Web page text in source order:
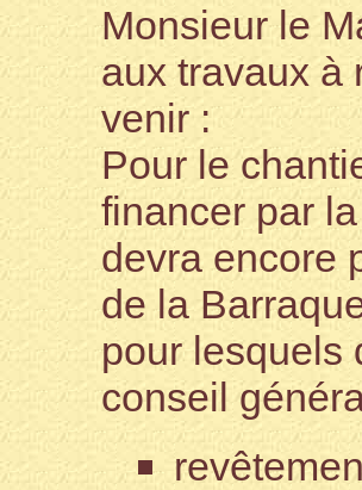
Monsieur le
aux travaux à
venir :
Pour le
financer par
devra encore
de la
pour lesquels
conseil